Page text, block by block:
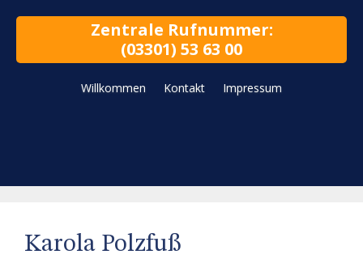
Zentrale Rufnummer:
(03301) 53 63 00
Willkommen Kontakt Impressum
Karola Polzfuß